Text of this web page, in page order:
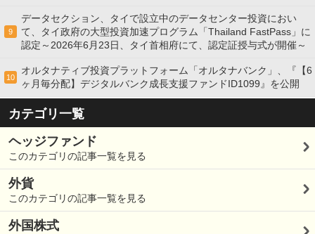
9
データセクション、タイで設立中のデータセンター投資におい
て、タイ政府の大型投資加速プログラム「Thailand FastPass」に
認定～2026年6月23日、タイ首相府にて、認定証授与式が開催～
10
オルタナティブ投資プラットフォーム「オルタナバンク」、『【6
ヶ月毎分配】デジタルバンク成長支援ファンドID1099』を公開
カテゴリ一覧
ヘッジファンド
このカテゴリの記事一覧を見る
外貨
このカテゴリの記事一覧を見る
外国株式